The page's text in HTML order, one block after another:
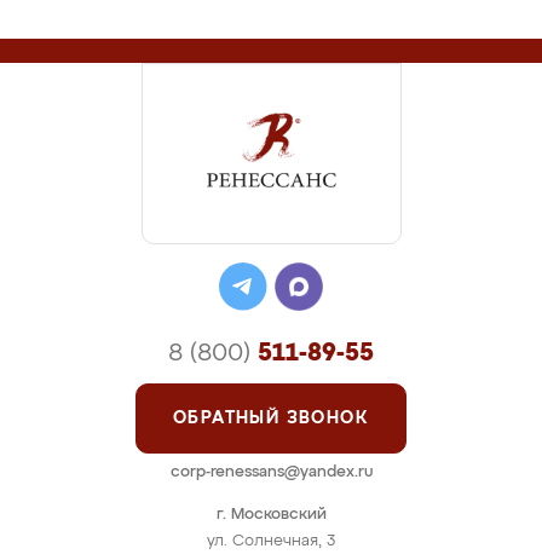
г. Московский
ул. Солнечная, 3
8 (800) 511-89-55
ОБРАТНЫЙ ЗВОНОК
corp-renessans@yandex.ru